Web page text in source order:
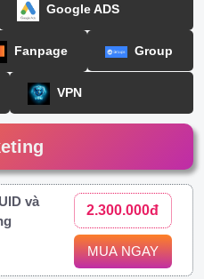
Google ADS
Fanpage Group
VPN
và
2.300.000đ
MUA NGAY